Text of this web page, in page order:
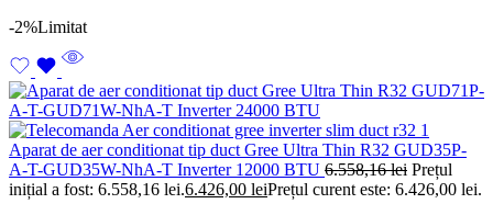
-2%Limitat
Aparat de aer conditionat tip duct Gree Ultra Thin R32 GUD35P-
A-T-GUD35W-NhA-T Inverter 12000 BTU 6.558,16lei Prețul
inițial a fost: 6.558,16 lei.6.426,00 leiPrețul curent este: 6.426,00 lei.